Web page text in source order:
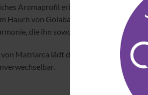
Aromaprofil erinnert an
Hauch von Goiabada verleihen diesem
die ihn sowohl pur als auch als
Matriarca lädt dazu ein, eine der